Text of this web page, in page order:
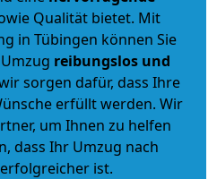
Qualität bietet. Mit
in Tübingen können Sie
reibungslos und
sorgen dafür, dass Ihre
erfüllt werden. Wir
um Ihnen zu helfen
dass Ihr Umzug nach
ist.